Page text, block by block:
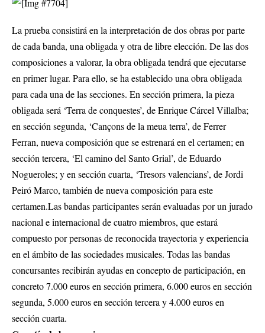
La prueba consistirá en la interpretación de dos obras por parte
de cada banda, una obligada y otra de libre elección. De las dos
composiciones a valorar, la obra obligada tendrá que ejecutarse
en primer lugar. Para ello, se ha establecido una obra obligada
para cada una de las secciones. En sección primera, la pieza
obligada será ‘Terra de conquestes’, de Enrique Cárcel Villalba;
en sección segunda, ‘Cançons de la meua terra’, de Ferrer
Ferran, nueva composición que se estrenará en el certamen; en
sección tercera, ‘El camino del Santo Grial’, de Eduardo
Nogueroles; y en sección cuarta, ‘Tresors valencians’, de Jordi
Peiró Marco, también de nueva composición para este
certamen.Las bandas participantes serán evaluadas por un jurado
nacional e internacional de cuatro miembros, que estará
compuesto por personas de reconocida trayectoria y experiencia
en el ámbito de las sociedades musicales. Todas las bandas
concursantes recibirán ayudas en concepto de participación, en
concreto 7.000 euros en sección primera, 6.000 euros en sección
segunda, 5.000 euros en sección tercera y 4.000 euros en
sección cuarta.